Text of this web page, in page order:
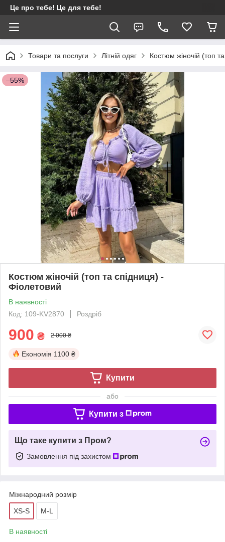
Це про тебе! Це для тебе!
Товари та послуги Літній одяг Костюм жіночій (топ
–55%
Костюм жіночій (топ та спідниця) -
Фіолетовий
В наявності
Код: 109-KV2870
Роздріб
900 ₴ 2 000 ₴
Економія 1100 ₴
Купити
або
Купити з
Що таке купити з Пром?
Замовлення під захистом
Міжнародний розмір
XS-S M-L
В наявності